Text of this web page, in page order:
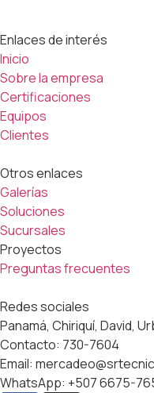
Enlaces de interés
Inicio
Sobre la empresa
Certificaciones
Equipos
Clientes
Otros enlaces
Galerías
Soluciones
Sucursales
Proyectos
Preguntas frecuentes
Redes sociales
Panamá, Chiriquí, David,
Contacto: 730-7604
Email:
WhatsApp: +507 6675-